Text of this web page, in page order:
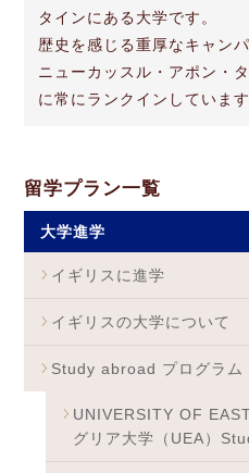
タインにある大学です。
歴史を感じる重厚なキャン
ニューカッスル・アポン・
に常にランクインしています
留学プラン一覧
大学進学
イギリスに進学
イギリスの大学について
Study abroad プログラム
UNIVERSITY OF
グリア大学（UEA）